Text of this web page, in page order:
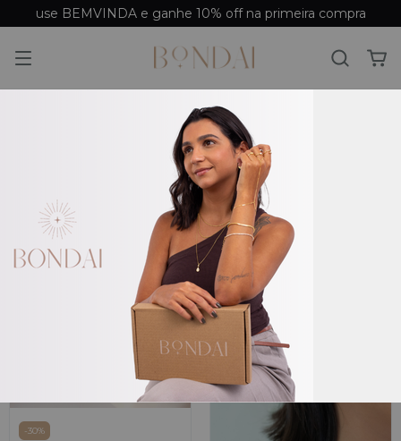
use BEMVINDA e ganhe 10% off na primeira compra
-30%